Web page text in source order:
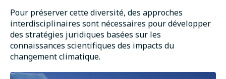
Pour préserver cette diversité, des approches
interdisciplinaires sont nécessaires pour développer
des stratégies juridiques basées sur les
connaissances scientifiques des impacts du
changement climatique.